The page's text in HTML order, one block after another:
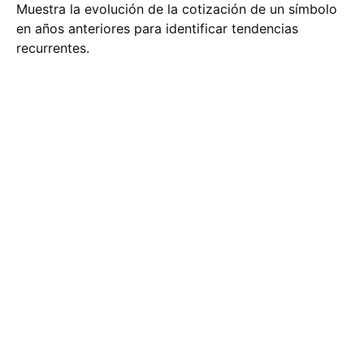
Muestra la evolución de la cotización de un símbolo
en años anteriores para identificar tendencias
recurrentes.